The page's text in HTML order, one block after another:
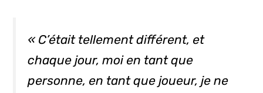
« C’était tellement différent, et
chaque jour, moi en tant que
personne, en tant que joueur, je ne